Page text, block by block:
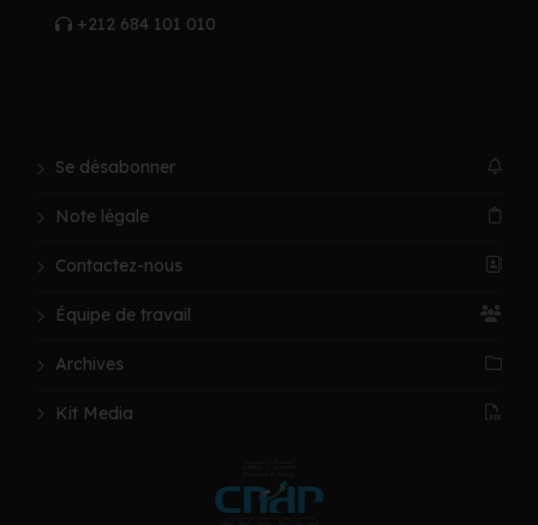
+212 684 101 010
Se désabonner
Note légale
Contactez-nous
Équipe de travail
Archives
Kit Media